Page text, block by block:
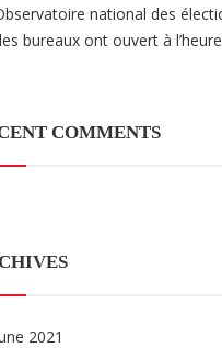
national des
bureaux ont ouvert à l’heure
COMMENTS
2021